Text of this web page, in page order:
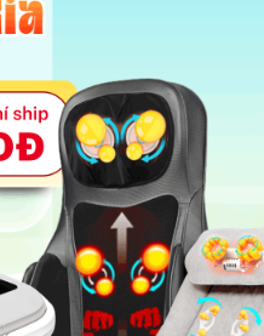
hợp – Nikio thương hiệu máy
tập và sinh hoạt khiến cơ
quả để xoa dịu những cơn
dưới đây, và khám phá vì sao
tay